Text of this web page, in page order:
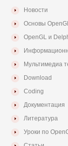
Новости
Основы
OpenGL и
Мультимедиа
Download
Coding
Документация
Литература
Уроки по